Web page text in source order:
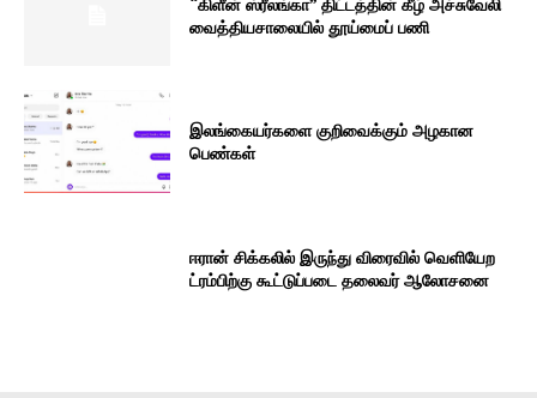
வைத்தியசாலையில் தூய்மைப் பணி
இலங்கையர்களை குறிவைக்கும் அழகான
பெண்கள்
ஈரான் சிக்கலில் இருந்து விரைவில் வெளியேற
ட்ரம்பிற்கு கூட்டுப்படை தலைவர் ஆலோசனை